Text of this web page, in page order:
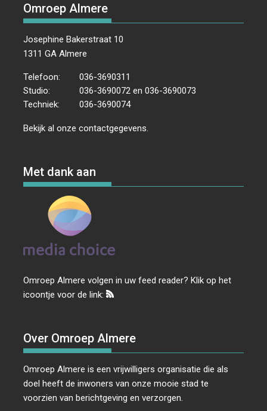
Omroep Almere
Josephine Bakerstraat 10
1311 GA Almere
Telefoon:
036-3690311
Studio:
036-3690072 en 036-3690073
Techniek:
036-3690074
Bekijk al onzecontactgegevens
Met dank aan
Omroep Almere volgen in uw feed reader? Klik op het
icoontje voor de link:
Over Omroep Almere
Omroep Almere is een vrijwilligers organisatie die als
doel heeft de inwoners van onze mooie stad te
voorzien van berichtgeving en verzorgen.